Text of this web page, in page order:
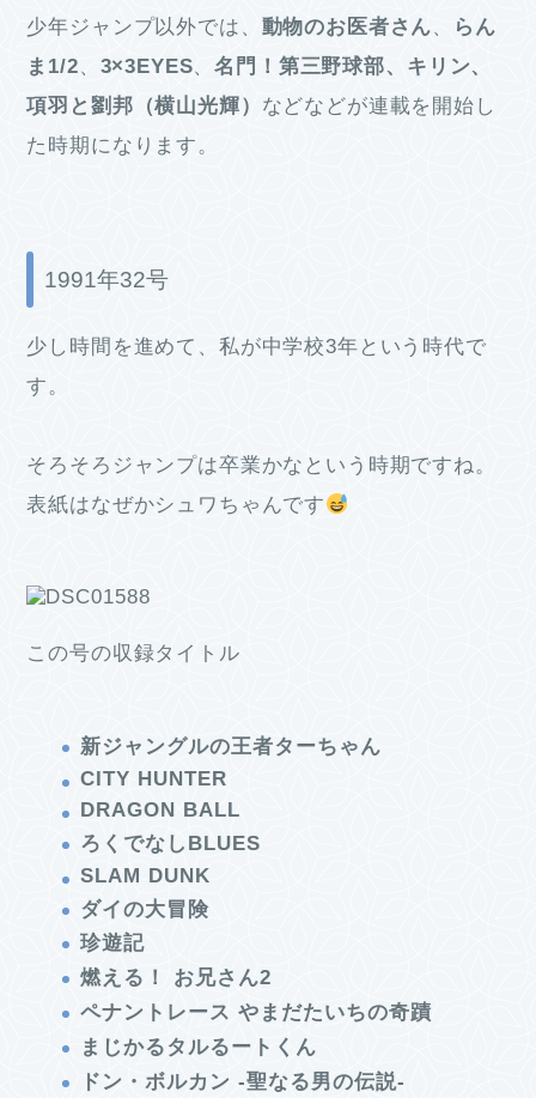
少年ジャンプ以外では、 動物のお医者さん、
らん
ま1/2、 3×3EYES、名門！第三野球部、キリン、
項羽と劉邦（横山光輝） などなどが連載を開始し
た時期になります。
1991年32号
少し時間を進めて、私が中学校3年という時代で
す。
そろそろジャンプは卒業かなという時期ですね。
表紙はなぜかシュワちゃんです
この号の収録タイトル
新ジャングルの王者ターちゃん
CITY HUNTER
DRAGON BALL
ろくでなしBLUES
SLAM DUNK
ダイの大冒険
珍遊記
燃える！ お兄さん2
ペナントレース やまだたいちの奇蹟
まじかるタルるートくん
ドン・ボルカン -聖なる男の伝説-